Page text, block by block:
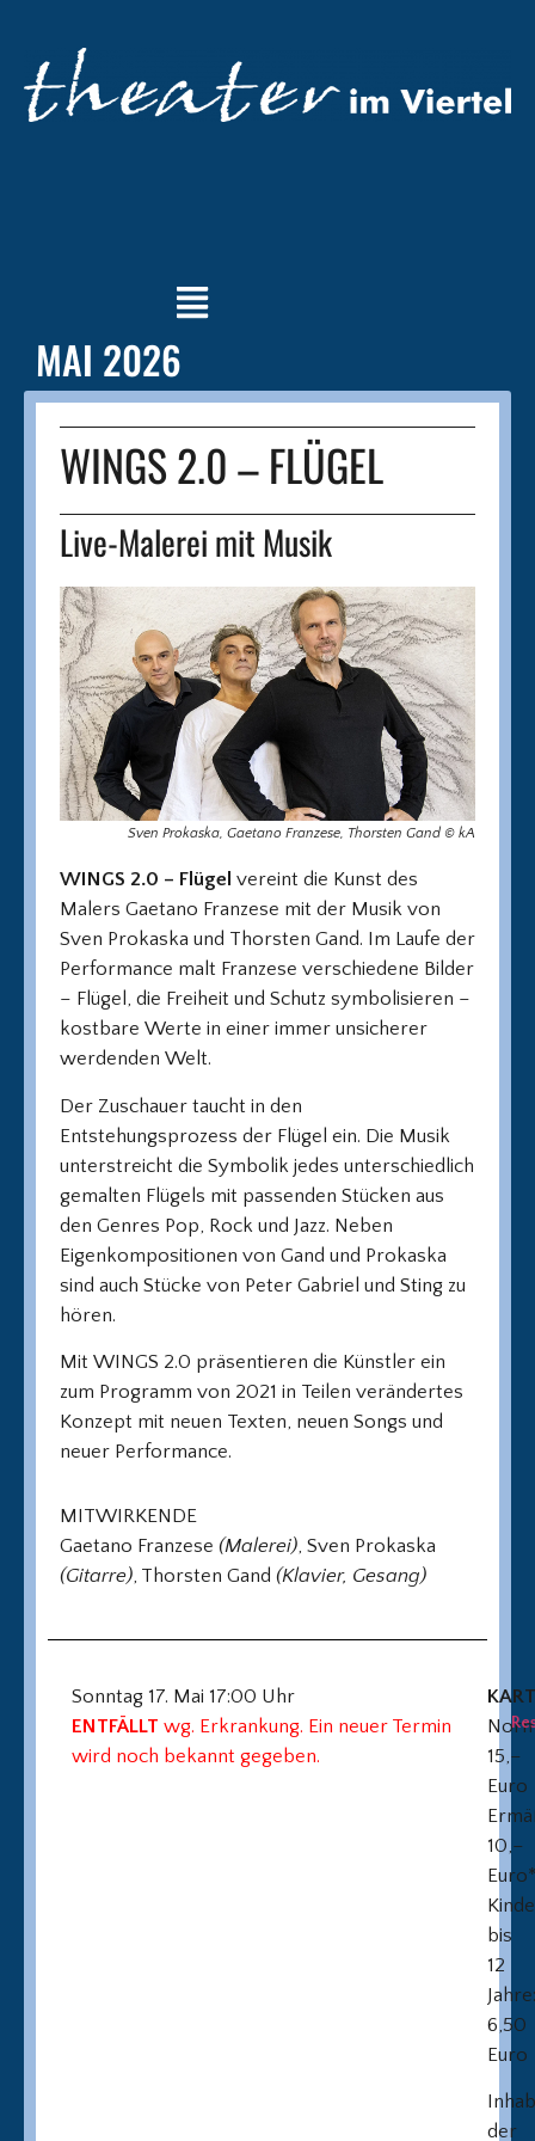
MAI 2026
WINGS 2.0 – FLÜGEL
Live-Malerei mit Musik
Sven Prokaska, Gaetano Franzese, Thorsten Gand © kA
WINGS 2.0 – Flügel vereint die Kunst des
Malers Gaetano Franzese mit der Musik von
Sven Prokaska und Thorsten Gand. Im Laufe der
Performance malt Franzese verschiedene Bilder
– Flügel, die Freiheit und Schutz symbolisieren –
kostbare Werte in einer immer unsicherer
werdenden Welt.
Der Zuschauer taucht in den
Entstehungsprozess der Flügel ein. Die Musik
unterstreicht die Symbolik jedes unterschiedlich
gemalten Flügels mit passenden Stücken aus
den Genres Pop, Rock und Jazz. Neben
Eigenkompositionen von Gand und Prokaska
sind auch Stücke von Peter Gabriel und Sting zu
hören.
Mit WINGS 2.0 präsentieren die Künstler ein
zum Programm von 2021 in Teilen verändertes
Konzept mit neuen Texten, neuen Songs und
neuer Performance.
MITWIRKENDE
Gaetano Franzese (Malerei), Sven Prokaska
(Gitarre), Thorsten Gand (Klavier, Gesang)
Sonntag 17. Mai 17:00 Uhr
ENTFÄLLT wg. Erkrankung. Ein neuer Termin
wird noch bekannt gegeben.
15,–
Euro
10,–
Euro*
bis
12
Jahre:
6,50
Euro
der